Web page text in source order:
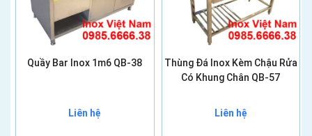
Quầy Bar Inox 1m6 QB-38
Liên hệ
Thùng Đá Inox Kèm Chậu Rửa
Có Khung Chân QB-57
Liên hệ